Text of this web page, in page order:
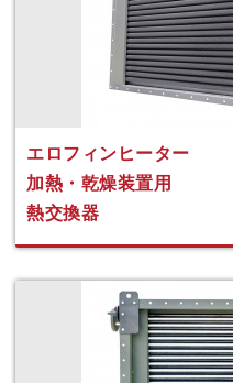
エロフィンヒーター
加熱・乾燥装置用
熱交換器